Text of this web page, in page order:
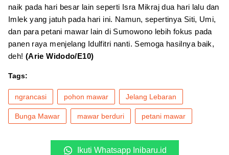
naik pada hari besar lain seperti Isra Mikraj dua hari lalu dan
Imlek yang jatuh pada hari ini. Namun, sepertinya Siti, Umi,
dan para petani mawar lain di Sumowono lebih fokus pada
panen raya menjelang Idulfitri nanti. Semoga hasilnya baik,
deh! (Arie Widodo/E10)
Tags:
ngrancasi pohon mawar Jelang Lebaran
Bunga Mawar mawar berduri petani mawar
Ikuti Whatsapp Inibaru.id